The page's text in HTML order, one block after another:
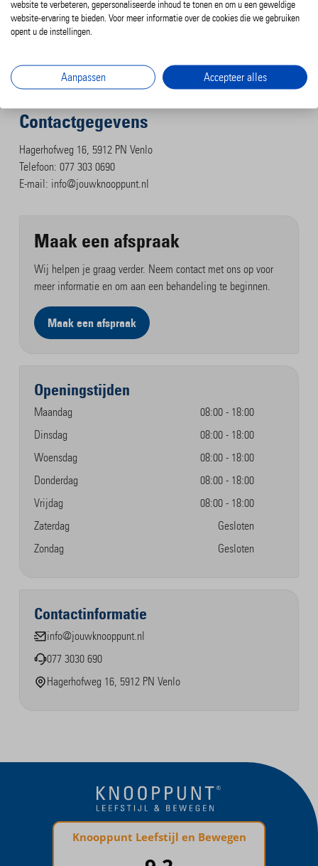
Maak een afspraak in Venlo
contact met ons op of plan direct een afspraak.
Wij helpen je graag om weer grip te krijgen op je gezondheid.
Contactgegevens
Hagerhofweg 16, 5912 PN Venlo
Telefoon: 077 303 0690
E-mail: info@jouwknooppunt.nl
Maak een afspraak
Wij helpen je graag verder. Neem contact met ons op voor
meer informatie en om aan een behandeling te beginnen.
Maak een afspraak
Openingstijden
Maandag
Dinsdag
Woensdag
Donderdag
Vrijdag
Zaterdag
Zondag
08:00 - 18:00
08:00 - 18:00
08:00 - 18:00
08:00 - 18:00
08:00 - 18:00
Gesloten
Gesloten
Contactinformatie
info@jouwknooppunt.nl
077 3030 690
Hagerhofweg 16, 5912 PN Venlo
website te verbeteren, gepersonaliseerde inhoud te tonen en om u een geweldige
website-ervaring te bieden. Voor meer informatie over de cookies die we gebruiken
opent u de instellingen.
Aanpassen Accepteer alles